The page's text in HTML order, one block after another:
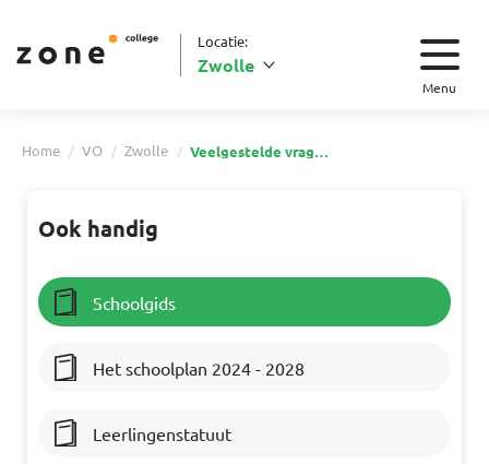
Locatie:
Zwolle
Menu
Home VO Zwolle Veelgestelde vragen vo Zwolle
Ook handig
Schoolgids
Het schoolplan 2024 - 2028
Leerlingenstatuut